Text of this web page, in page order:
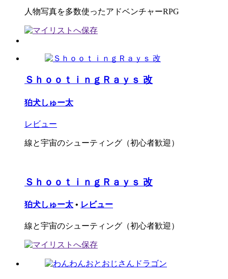
人物写真を多数使ったアドベンチャーRPG
ＳｈｏｏｔｉｎｇＲａｙｓ 改
狛犬しゅー太
レビュー
線と宇宙のシューティング（初心者歓迎）
ＳｈｏｏｔｉｎｇＲａｙｓ 改
狛犬しゅー太 • レビュー
線と宇宙のシューティング（初心者歓迎）